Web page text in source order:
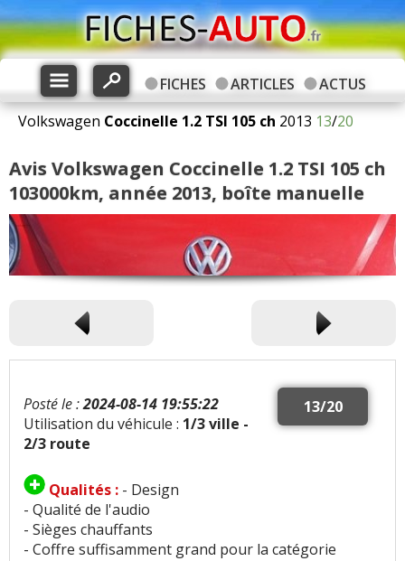
FICHES ARTICLES
ACTUS
Volkswagen Coccinelle 1.2 TSI 105 ch 2013 13/20
Avis Volkswagen Coccinelle 1.2 TSI 105 ch
103000km, année 2013, boîte manuelle
13/20
Posté le :2024-08-14 19:55:22
Utilisation du véhicule : 1/3 ville -
2/3 route
Qualités : - Design
- Qualité de l'audio
- Sièges chauffants
- Coffre suffisamment grand pour la catégorie